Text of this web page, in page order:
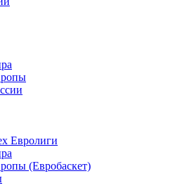
Евролиги
(Евробаскет)